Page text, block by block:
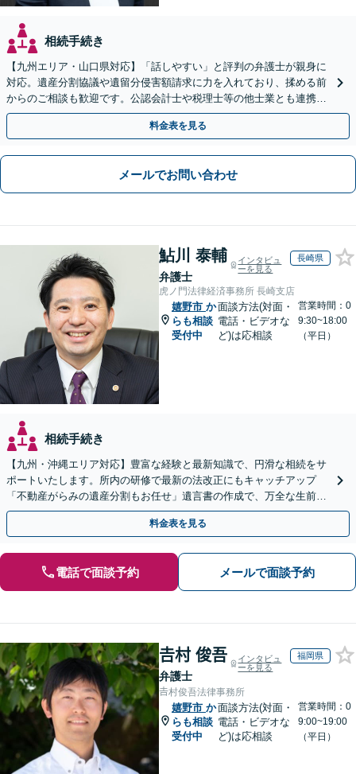
相続手続き
【九州エリア・山口県対応】「話しやすい」と評判の弁護士が親身に
対応。遺産分割協議や遺留分侵害額請求に力を入れており、揉める前
からのご相談も歓迎です。公認会計士や税理士等の他士業とも連携
し、円満な解決を全力でサポートいたします。
料金表を見る
メールでお問い合わせ
鮎川 泰輔
弁護士
インタビュ
ーを見る
長崎県
虎ノ門法律経済事務所 長崎支店
嬉野市 か
らも相談
受付中
面談方法(対面・
電話・ビデオな
ど)は応相談
営業時間：0
9:30~18:00
（平日）
相続手続き
【九州・沖縄エリア対応】豊富な経験と最新知識で、円滑な相続をサ
ポートいたします。所内の研修で最新の法改正にもキャッチアップ
「不動産がらみの遺産分割もお任せ」遺言書の作成で、万全な生前対
策をおこないましょう【夜間・休日面談可】
料金表を見る
電話で面談予約 メールで面談予約
𠮷村 俊吾
弁護士
インタビュ
ーを見る
福岡県
𠮷村俊吾法律事務所
嬉野市 か
らも相談
受付中
面談方法(対面・
電話・ビデオな
ど)は応相談
営業時間：0
9:00~19:00
（平日）